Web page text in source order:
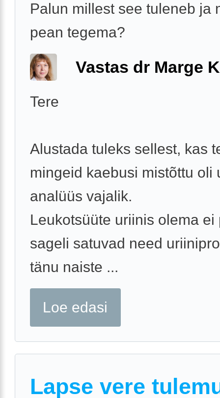
Palun millest see tuleneb ja
pean tegema?
Vastas dr Marge
Tere
Alustada tuleks sellest, kas
mingeid kaebusi mistõttu oli
analüüs vajalik.
Leukotsüüte uriinis olema ei
sageli satuvad need
tänu naiste ...
Loe edasi
Lapse vere